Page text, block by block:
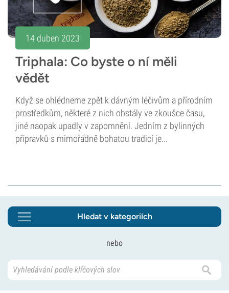
14 duben 2023
Triphala: Co byste o ní měli
vědět
Když se ohlédneme zpět k dávným léčivům a přírodním
prostředkům, některé z nich obstály ve zkoušce času,
jiné naopak upadly v zapomnění. Jedním z bylinných
přípravků s mimořádně bohatou tradicí je...
Hledat v kategoriích
nebo